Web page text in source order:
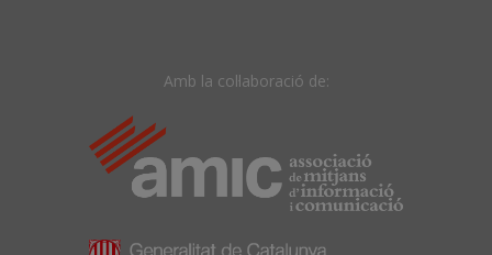
Amb la col·laboració de: